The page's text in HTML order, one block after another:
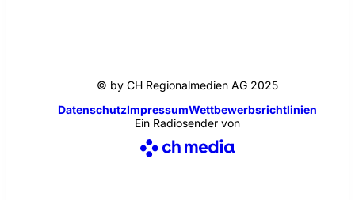
© by CH Regionalmedien AG 2025
DatenschutzImpressumWettbewerbsrichtlinien
Ein Radiosender von